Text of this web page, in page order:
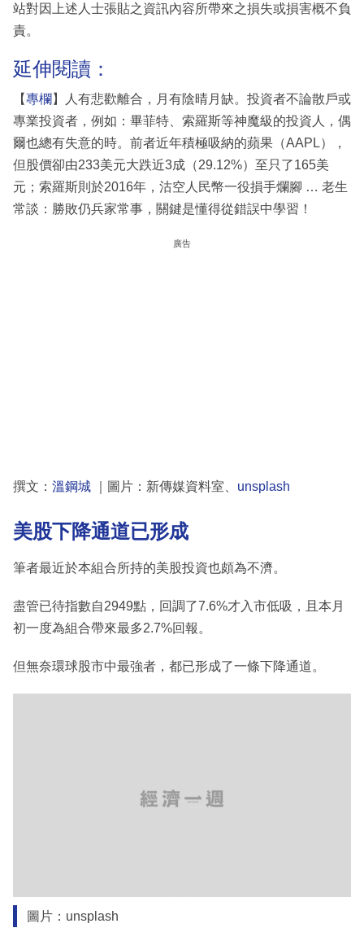
站對因上述人士張貼之資訊內容所帶來之損失或損害概不負
責。
延伸閱讀：
【專欄 】人有悲歡離合，月有陰晴月缺。投資者不論散戶或
專業投資者，例如：畢菲特、索羅斯等神魔級的投資人，偶
爾也總有失意的時。前者近年積極吸納的蘋果（AAPL），
但股價卻由233美元大跌近3成（29.12%）至只了165美
元；索羅斯則於2016年，沽空人民幣一役損手爛腳 … 老生
常談：勝敗仍兵家常事，關鍵是懂得從錯誤中學習！
廣告
撰文： 溫鋼城 ｜圖片：新傳媒資料室、 unsplash
美股下降通道已形成
筆者最近於本組合所持的美股投資也頗為不濟。
盡管已待指數自2949點，回調了7.6%才入市低吸，且本月
初一度為組合帶來最多2.7%回報。
但無奈環球股市中最強者，都已形成了一條下降通道。
圖片：unsplash